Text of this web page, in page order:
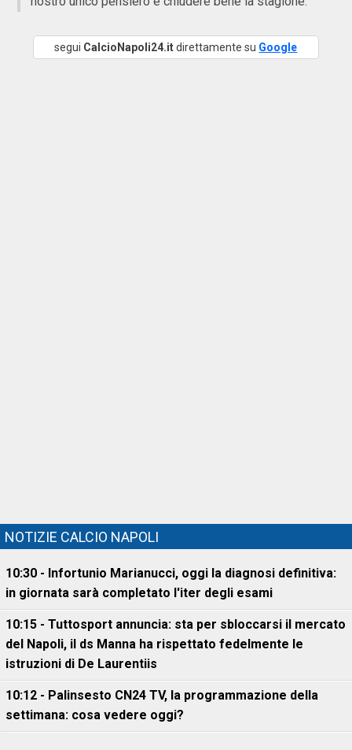
segui CalcioNapoli24.itdirettamente su Google
NOTIZIE CALCIO NAPOLI
10:30 - Infortunio Marianucci, oggi la diagnosi definitiva:
in giornata sarà completato l'iter degli esami
10:15 - Tuttosport annuncia: sta per sbloccarsi il mercato
del Napoli, il ds Manna ha rispettato fedelmente le
istruzioni di De Laurentiis
10:12 - Palinsesto CN24 TV, la programmazione della
settimana: cosa vedere oggi?